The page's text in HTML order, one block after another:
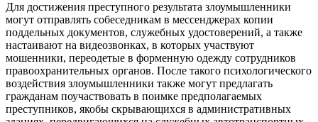
Для достижения преступного результата злоумышленники
могут отправлять собеседникам в мессенджерах копии
поддельных документов, служебных удостоверений, а также
настаивают на видеозвонках, в которых участвуют
мошенники, переодетые в форменную одежду сотрудников
правоохранительных органов. После такого психологического
воздействия злоумышленники также могут предлагать
гражданам поучаствовать в поимке предполагаемых
преступников, якобы скрывающихся в административных